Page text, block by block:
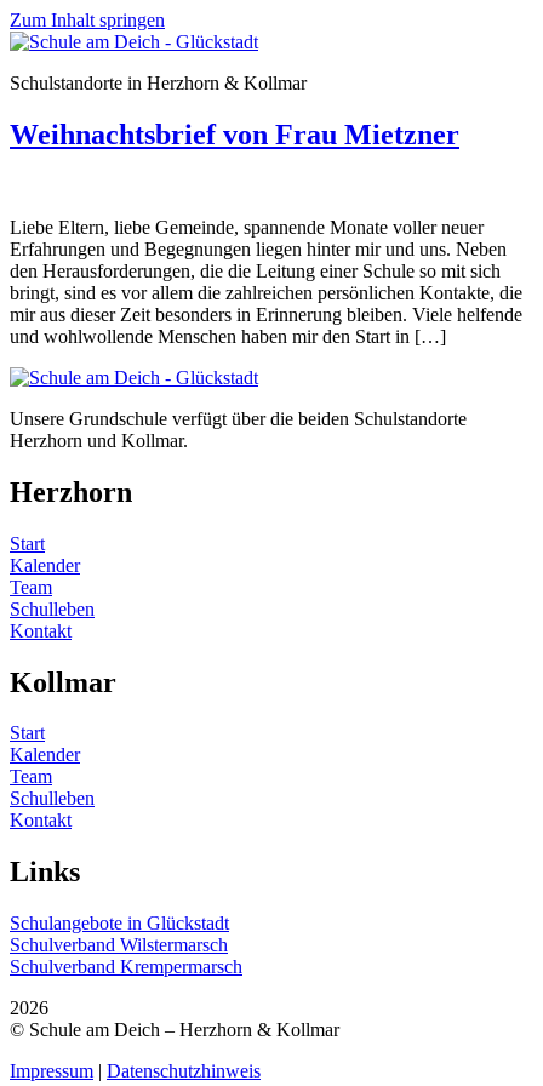
Zum Inhalt springen
Schulstandorte in Herzhorn & Kollmar
Weihnachtsbrief von Frau Mietzner
Liebe Eltern, liebe Gemeinde, spannende Monate voller neuer
Erfahrungen und Begegnungen liegen hinter mir und uns. Neben
den Herausforderungen, die die Leitung einer Schule so mit sich
bringt, sind es vor allem die zahlreichen persönlichen Kontakte, die
mir aus dieser Zeit besonders in Erinnerung bleiben. Viele helfende
und wohlwollende Menschen haben mir den Start in […]
Unsere Grundschule verfügt über die beiden Schulstandorte
Herzhorn und Kollmar.
Herzhorn
Start
Kalender
Team
Schulleben
Kontakt
Kollmar
Start
Kalender
Team
Schulleben
Kontakt
Links
Schulangebote in Glückstadt
Schulverband Wilstermarsch
Schulverband Krempermarsch
2026
© Schule am Deich – Herzhorn & Kollmar
Impressum | Datenschutzhinweis